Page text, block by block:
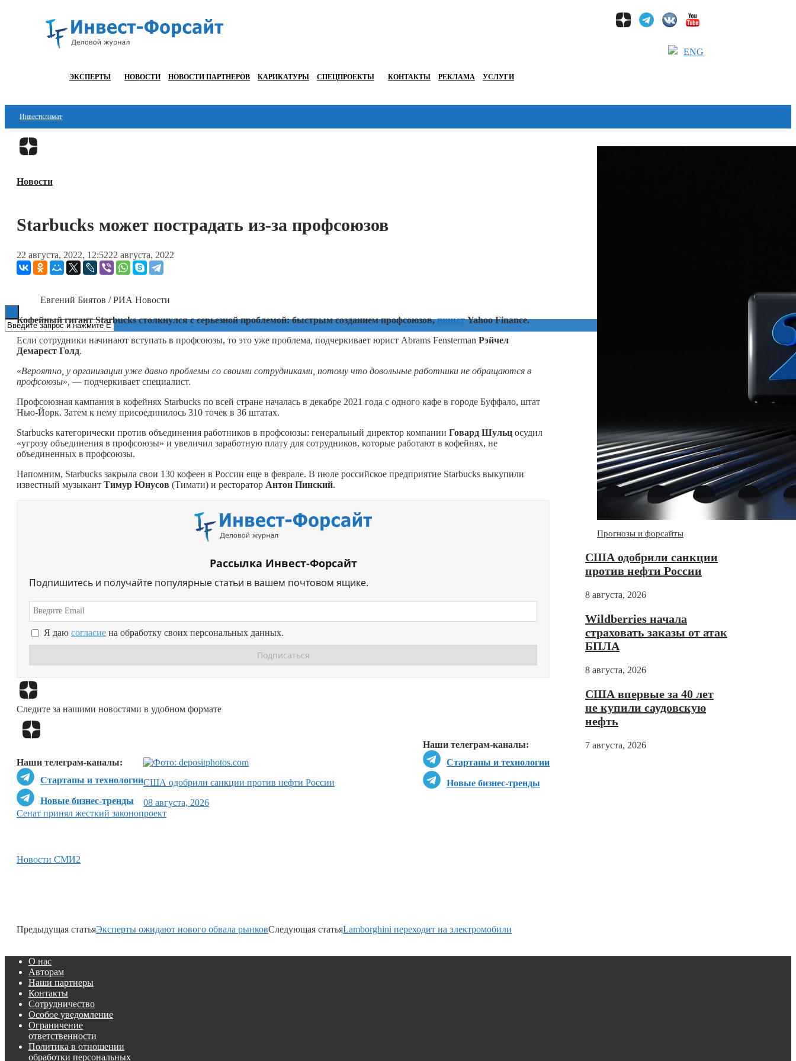
ENG
ЭКСПЕРТЫ НОВОСТИ НОВОСТИ ПАРТНЕРОВ КАРИКАТУРЫ СПЕЦПРОЕКТЫ КОНТАКТЫ РЕКЛАМА УСЛУГИ
Инвестклимат
Финансы
Блокчейн
ESG
Новости
Starbucks может пострадать из-за профсоюзов
22 августа, 2022, 12:5222 августа, 2022
Евгений Биятов / РИА Новости
Кофейный гигант Starbucks столкнулся с серьезной проблемой: быстрым созданием профсоюзов,пишетYahoo Finance.
Если сотрудники начинают вступать в профсоюзы, то это уже проблема, подчеркивает юрист Abrams Fensterman Рэйчел
Демарест Голд.
«Вероятно, у организации уже давно проблемы со своими сотрудниками, потому что довольные работники не обращаются в
профсоюзы», — подчеркивает специалист.
Профсоюзная кампания в кофейнях Starbucks по всей стране началась в декабре 2021 года с одного кафе в городе Буффало, штат
Нью-Йорк. Затем к нему присоединилось 310 точек в 36 штатах.
Starbucks категорически против объединения работников в профсоюзы: генеральный директор компании Говард Шульц осудил
«угрозу объединения в профсоюзы» и увеличил заработную плату для сотрудников, которые работают в кофейнях, не
объединенных в профсоюзы.
Напомним, Starbucks закрыла свои 130 кофеен в России еще в феврале. В июле российское предприятие Starbucks выкупили
известный музыкант Тимур Юнусов (Тимати) и ресторатор Антон Пинский.
Рассылка Инвест-Форсайт
Подпишитесь и получайте популярные статьи в вашем почтовом ящике.
Я даю согласие на обработку своих персональных данных.
Следите за нашими новостями в удобном формате
Наши телеграм-каналы:
Стартапы и технологии
Новые бизнес-тренды
Наши телеграм-каналы:
Стартапы и технологии
Новые бизнес-тренды
США одобрили санкции против нефти России
08 августа, 2026
Сенат принял жесткий законопроект
Новости СМИ2
Прогнозы и форсайты
США одобрили санкции
против нефти России
8 августа, 2026
Wildberries начала
страховать заказы от атак
БПЛА
8 августа, 2026
США впервые за 40 лет
не купили саудовскую
нефть
7 августа, 2026
Предыдущая статьяЭксперты ожидают нового обвала рынковСледующая статьяLamborghini переходит на электромобили
О нас
Авторам
Наши партнеры
Контакты
Сотрудничество
Особое уведомление
Ограничение
ответственности
Политика в отношении
обработки персональных